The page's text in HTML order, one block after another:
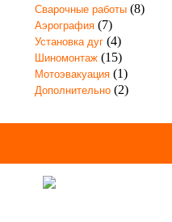
Сварочные работы (8)
Аэрография (7)
Установка дуг (4)
Шиномонтаж (15)
Мотоэвакуация (1)
Дополнительно (2)